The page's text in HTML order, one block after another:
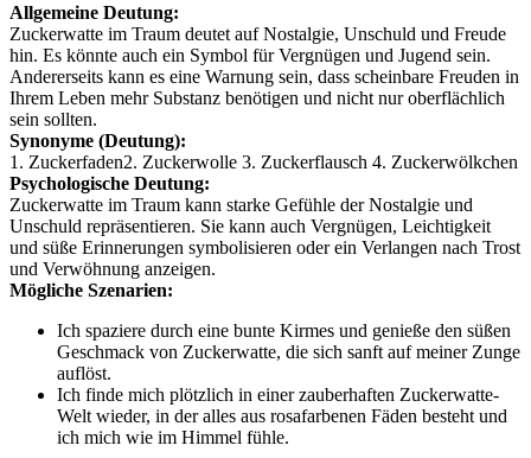
Allgemeine Deutung:
Zuckerwatte im Traum deutet auf Nostalgie, Unschuld und Freude
hin. Es könnte auch ein Symbol für Vergnügen und Jugend sein.
Andererseits kann es eine Warnung sein, dass scheinbare Freuden in
Ihrem Leben mehr Substanz benötigen und nicht nur oberflächlich
sein sollten.
Synonyme (Deutung):
1. Zuckerfaden2. Zuckerwolle 3. Zuckerflausch 4. Zuckerwölkchen
Psychologische Deutung:
Zuckerwatte im Traum kann starke Gefühle der Nostalgie und
Unschuld repräsentieren. Sie kann auch Vergnügen, Leichtigkeit
und süße Erinnerungen symbolisieren oder ein Verlangen nach Trost
und Verwöhnung anzeigen.
Mögliche Szenarien:
Ich spaziere durch eine bunte Kirmes und genieße den süßen
Geschmack von Zuckerwatte, die sich sanft auf meiner Zunge
auflöst.
Ich finde mich plötzlich in einer zauberhaften Zuckerwatte-
Welt wieder, in der alles aus rosafarbenen Fäden besteht und
ich mich wie im Himmel fühle.